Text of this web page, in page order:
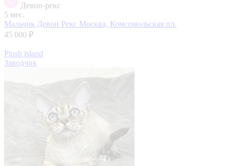
Девон-рекс
5 мес.
Мальчик Девон Рекс Москва, Комсомольская пл.
45 000 ₽
Plush island
Заводчик